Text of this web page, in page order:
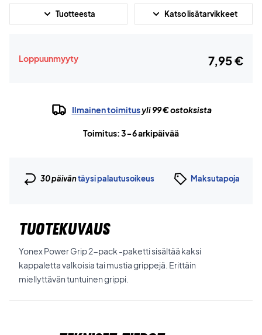
Tuotteesta Katso lisätarvikkeet
Loppuunmyyty 7,95 €
Ilmainen toimitusyli 99 € ostoksista
Toimitus: 3-6 arkipäivää
30 päiväntäysi palautusoikeus Maksutapoja
TUOTEKUVAUS
Yonex Power Grip 2-pack -paketti sisältää kaksi
kappaletta valkoisia tai mustia grippejä. Erittäin
miellyttävän tuntuinen grippi.